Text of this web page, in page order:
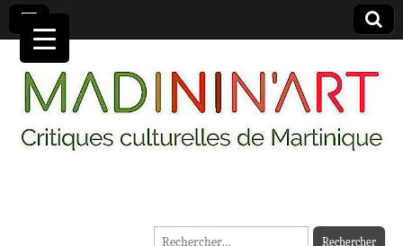
MADININ'ART
Rechercher :